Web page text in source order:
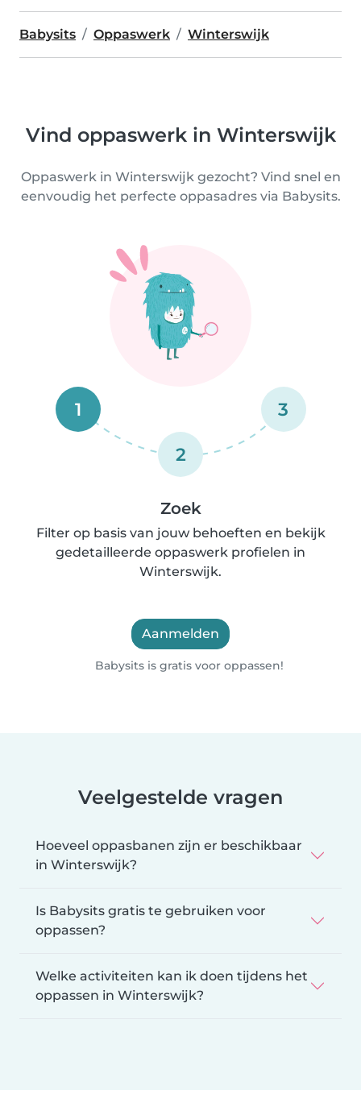
Babysits Oppaswerk Winterswijk
Vind oppaswerk in Winterswijk
Oppaswerk in Winterswijk gezocht? Vind snel en
eenvoudig het perfecte oppasadres via Babysits.
1
2
3
Zoek
Filter op basis van jouw behoeften en bekijk
gedetailleerde oppaswerk profielen in
Winterswijk.
Aanmelden
Babysits is gratis voor oppassen!
Veelgestelde vragen
Hoeveel oppasbanen zijn er beschikbaar
in Winterswijk?
Is Babysits gratis te gebruiken voor
oppassen?
Welke activiteiten kan ik doen tijdens het
oppassen in Winterswijk?